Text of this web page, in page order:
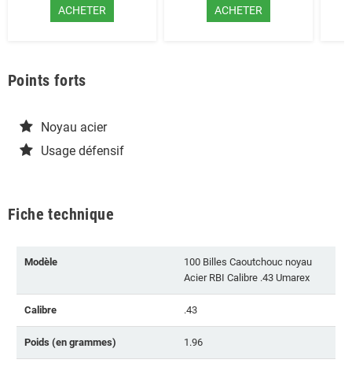
ACHETER ACHETER
Points forts
Noyau acier
Usage défensif
Fiche technique
Modèle
100 Billes Caoutchouc noyau
Acier RBI Calibre .43 Umarex
Calibre .43
Poids (en grammes) 1.96